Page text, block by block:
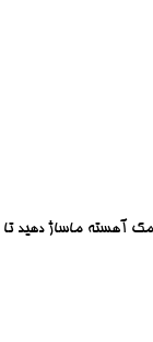
آهسته ماساژ دهید تا